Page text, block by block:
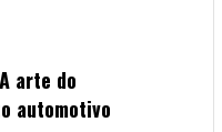
A arte do
automotivo